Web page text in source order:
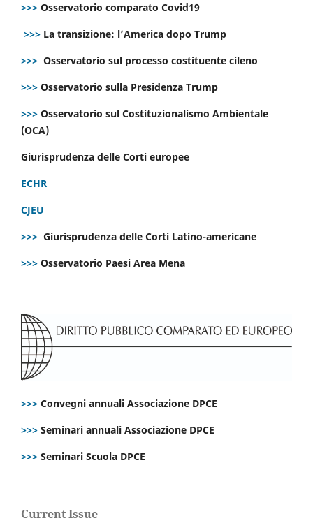
>>> Osservatorio comparato Covid19
>>> La transizione: l’America dopo Trump
>>> Osservatorio sul processo costituente cileno
>>> Osservatorio sulla Presidenza Trump
>>> Osservatorio sul Costituzionalismo Ambientale
(OCA)
Giurisprudenza delle Corti europee
ECHR
CJEU
>>> Giurisprudenza delle Corti Latino-americane
>>> Osservatorio Paesi Area Mena
>>> Convegni annuali Associazione DPCE
>>> Seminari annuali Associazione DPCE
>>> Seminari Scuola DPCE
Current Issue